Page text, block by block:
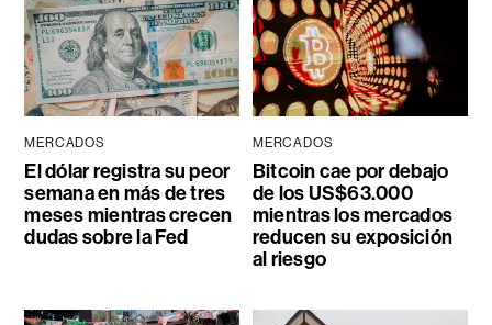
MERCADOS
El dólar registra su peor
semana en más de tres
meses mientras crecen
dudas sobre la Fed
MERCADOS
Bitcoin cae por debajo
de los US$63.000
mientras los mercados
reducen su exposición
al riesgo